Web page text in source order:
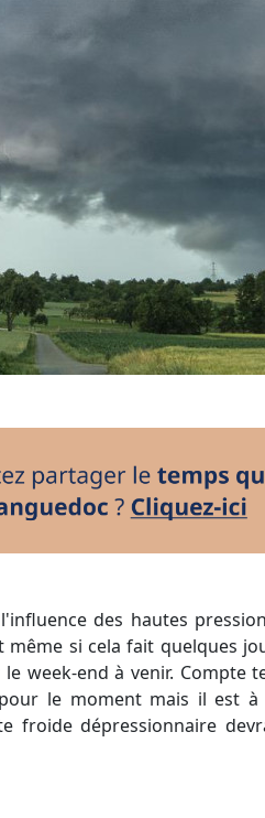
si cela fait quelques
week-end à venir. Compte
le moment mais il est
froide dépressionnaire